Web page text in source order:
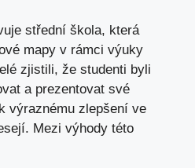
střední škola, která
mapy v rámci výuky
zjistili, že studenti byli
a prezentovat své
výraznému zlepšení ve
Mezi výhody této